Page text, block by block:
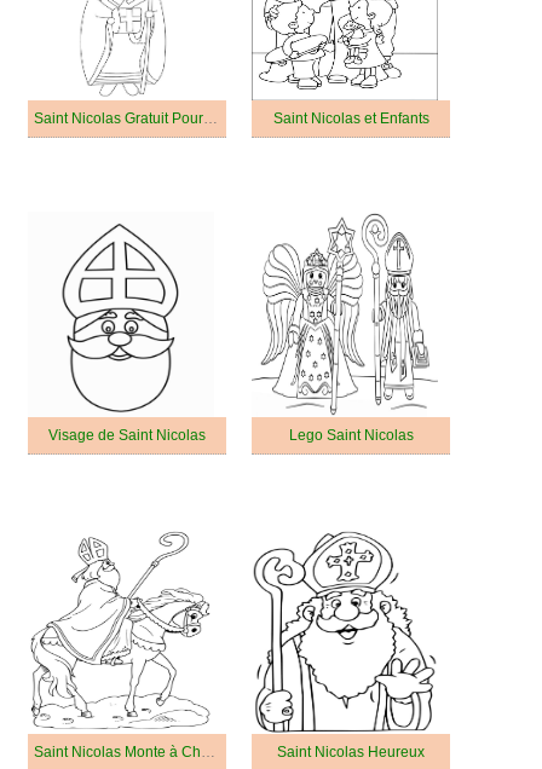
Saint Nicolas Gratuit Pour les Enfants Saint Nicolas et Enfants
Visage de Saint Nicolas Lego Saint Nicolas
Saint Nicolas Monte à Cheval Saint Nicolas Heureux